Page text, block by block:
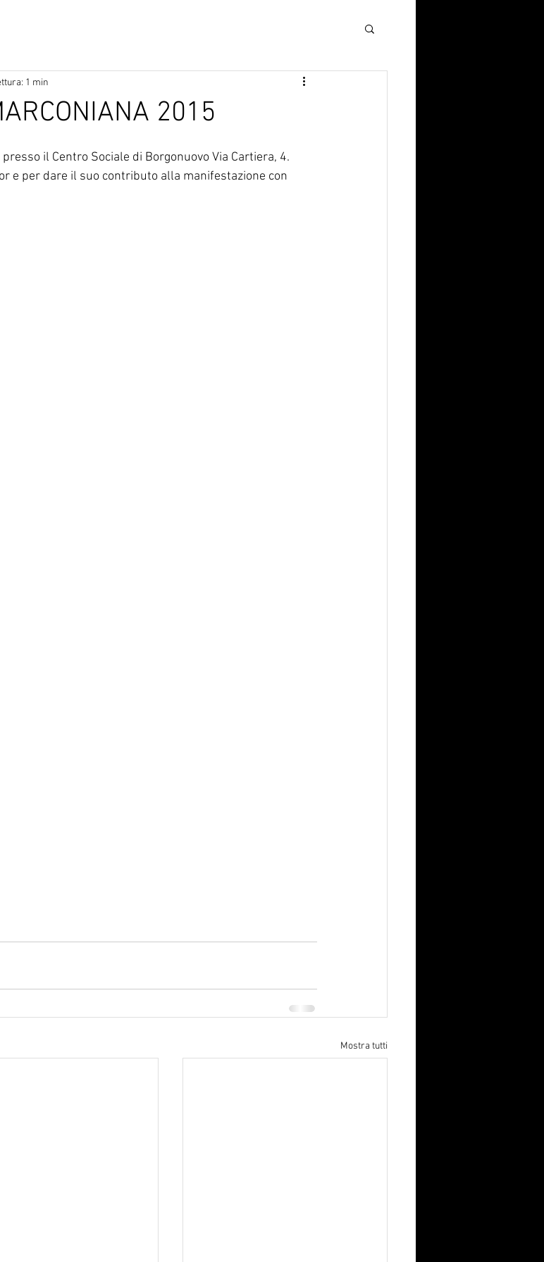
2015
1 min
il Centro Sociale di Borgonuovo Via Cartiera, 4.
e per dare il suo contributo alla manifestazione con
Mostra tutti